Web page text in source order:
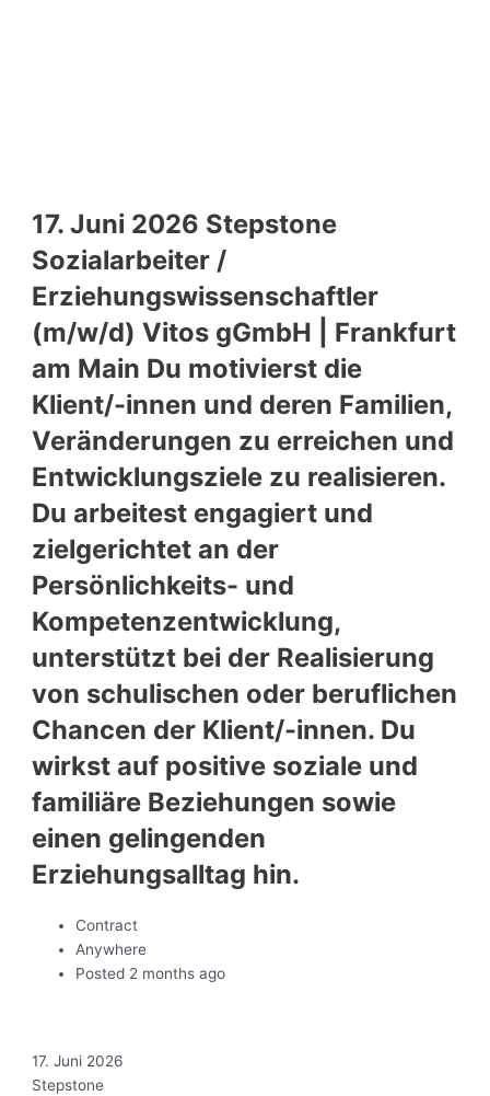
17. Juni 2026 Stepstone
Sozialarbeiter /
Erziehungswissenschaftler
(m/w/d) Vitos gGmbH | Frankfurt
am Main Du motivierst die
Klient/-innen und deren Familien,
Veränderungen zu erreichen und
Entwicklungsziele zu realisieren.
Du arbeitest engagiert und
zielgerichtet an der
Persönlichkeits- und
Kompetenzentwicklung,
unterstützt bei der Realisierung
von schulischen oder beruflichen
Chancen der Klient/-innen. Du
wirkst auf positive soziale und
familiäre Beziehungen sowie
einen gelingenden
Erziehungsalltag hin.
Contract
Anywhere
Posted 2 months ago
17. Juni 2026
Stepstone